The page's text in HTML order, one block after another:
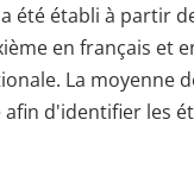
été établi à partir
en français et
La moyenne
afin d'identifier les